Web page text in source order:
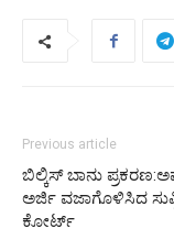
Previous article
ಬಿಲ್ಕಿಸ್ ಬಾನು
ಅರ್ಜಿ ವಜಾಗೊಳಿಸಿದ
ಕೋರ್ಟ್